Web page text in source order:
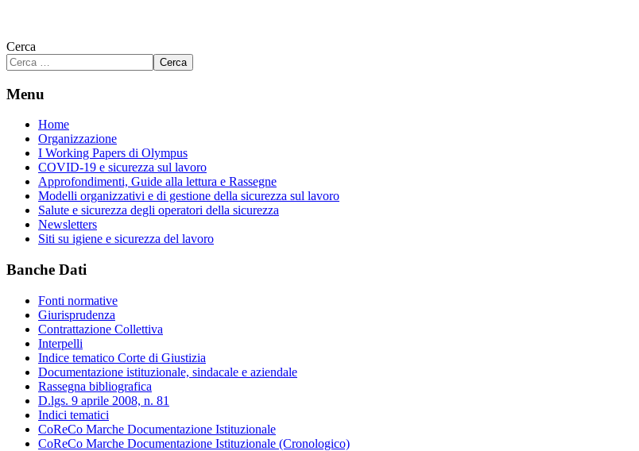
Cerca
Cerca
Menu
Home
Organizzazione
I Working Papers di Olympus
COVID-19 e sicurezza sul lavoro
Approfondimenti, Guide alla lettura e Rassegne
Modelli organizzativi e di gestione della sicurezza sul lavoro
Salute e sicurezza degli operatori della sicurezza
Newsletters
Siti su igiene e sicurezza del lavoro
Banche Dati
Fonti normative
Giurisprudenza
Contrattazione Collettiva
Interpelli
Indice tematico Corte di Giustizia
Documentazione istituzionale, sindacale e aziendale
Rassegna bibliografica
D.lgs. 9 aprile 2008, n. 81
Indici tematici
CoReCo Marche Documentazione Istituzionale
CoReCo Marche Documentazione Istituzionale (Cronologico)